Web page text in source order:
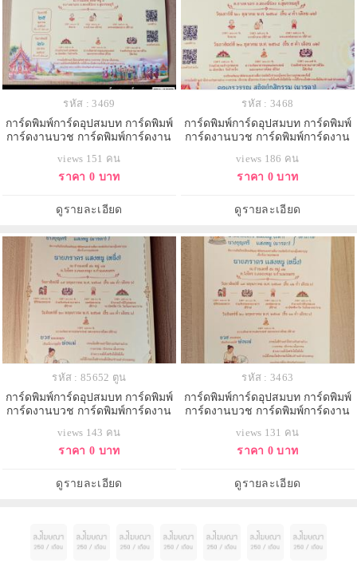
รหัส : 3469
การ์ดพิมพ์การ์ดอุปสมบท การ์ดพิมพ์
การ์ดงานบวช การ์ดพิมพ์การ์ดงาน
ซอง ขนาด 5x7 นิ้ว
views 151 คน
ราคา 0 บาท
ดูรายละเอียด
รหัส : 3468
การ์ดพิมพ์การ์ดอุปสมบท การ์ดพิมพ์
การ์ดงานบวช การ์ดพิมพ์การ์ดงาน
ซอง ขนาด 5x7 นิ้ว
views 186 คน
ราคา 0 บาท
ดูรายละเอียด
รหัส : 85652 ตูน
การ์ดพิมพ์การ์ดอุปสมบท การ์ดพิมพ์
การ์ดงานบวช การ์ดพิมพ์การ์ดงาน
ซอง ขนาด 5x7 นิ้ว
views 143 คน
ราคา 0 บาท
ดูรายละเอียด
รหัส : 3463
การ์ดพิมพ์การ์ดอุปสมบท การ์ดพิมพ์
การ์ดงานบวช การ์ดพิมพ์การ์ดงาน
ซอง ขนาด 5x7 นิ้ว
views 131 คน
ราคา 0 บาท
ดูรายละเอียด